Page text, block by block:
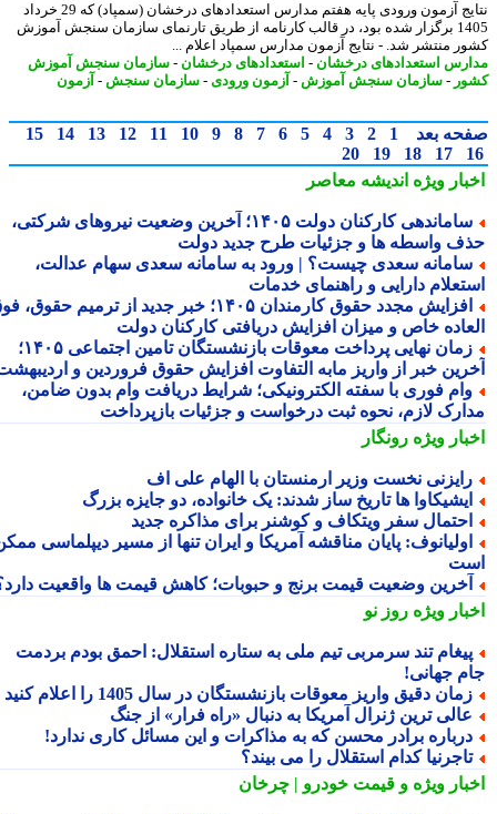
نتایج آزمون ورودی پایه هفتم مدارس استعدادهای درخشان (سمپاد) که 29 خرداد
1405 برگزار شده بود، در قالب کارنامه از طریق تارنمای سازمان سنجش آموزش
منتشر شد. - نتایج آزمون مدارس سمپاد اعلام ...
استعدادهای درخشان-استعدادهای درخشان-سازمان سنجش آموزش
-سازمان سنجش آموزش-آزمون ورودی -سازمان سنجش-آزمون
بعد 1
2
3
4
5
6
7
8
9
10
11
12
13
14
15
17
18
19
20
ویژهاندیشه معاصر
ساماندهی کارکنان دولت ۱۴۰۵؛ آخرین وضعیت نیروهای شرکتی،
واسطه ها و جزئیات طرح جدید دولت
سعدی چیست؟ | ورود به سامانه سعدی سهام عدالت،
دارایی و راهنمای خدمات
افزایش مجدد حقوق کارمندان ۱۴۰۵؛ خبر جدید از ترمیم حقوق، فوق
خاص و میزان افزایش دریافتی کارکنان دولت
زمان نهایی پرداخت معوقات بازنشستگان تامین اجتماعی ۱۴۰۵؛
خبر از واریز مابه التفاوت افزایش حقوق فروردین و اردیبهشت
فوری با سفته الکترونیکی؛ شرایط دریافت وام بدون ضامن،
لازم، نحوه ثبت درخواست و جزئیات بازپرداخت
ویژهرونگار
نخست وزیر ارمنستان با الهام علی اف
ها تاریخ ساز شدند: یک خانواده، دو جایزه بزرگ
سفر ویتکاف و کوشنر برای مذاکره جدید
پایان مناقشه آمریکا و ایران تنها از مسیر دیپلماسی ممکن
وضعیت قیمت برنج و حبوبات؛ کاهش قیمت ها واقعیت دارد؟
ویژهروز نو
تند سرمربی تیم ملی به ستاره استقلال: احمق بودم بردمت
جهانی!
دقیق واریز معوقات بازنشستگان در سال 1405 را اعلام کنید
ترین ژنرال آمریکا به دنبال «راه فرار» از جنگ
برادر محسن که به مذاکرات و این مسائل کاری ندارد!
کدام استقلال را می بیند؟
ویژهو قیمت خودرو | چرخان